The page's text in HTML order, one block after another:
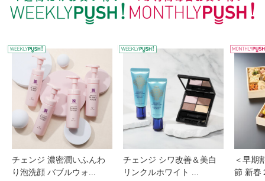
WEEKLY PUSH
チェンジ 濃密潤いふんわ
り泡洗顔 バブルウォ...
チェンジ シワ改善＆美白
リンクルホワイト ...
＜早期
節 新春